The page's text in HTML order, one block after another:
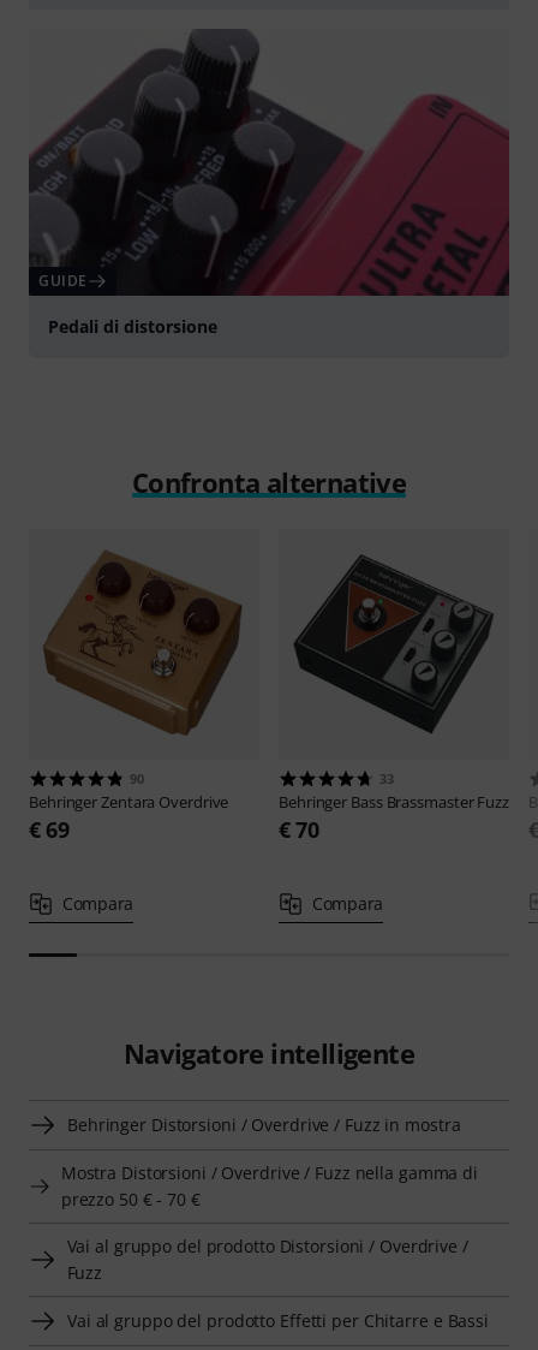
GUIDE
Pedali di distorsione
Confronta alternative
90
BehringerZentara Overdrive
€ 69
Compara
33
Behringer Bass Brassmaster Fuzz
€ 70
Compara
Navigatore intelligente
Behringer Distorsioni / Overdrive / Fuzz in mostra
Mostra Distorsioni / Overdrive / Fuzz nella gamma di
prezzo 50 € - 70 €
Vai al gruppo del prodotto Distorsioni / Overdrive /
Fuzz
Vai al gruppo del prodotto Effetti per Chitarre e Bassi